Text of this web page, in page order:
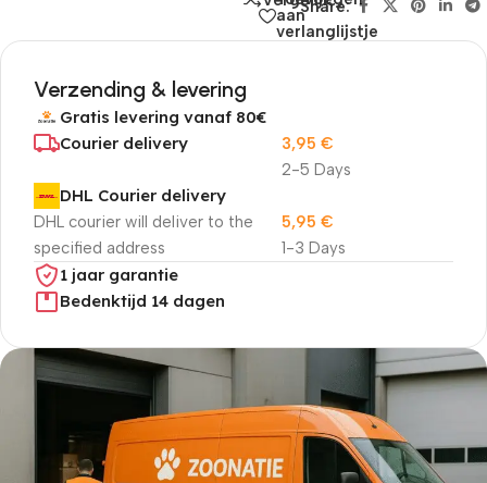
aan
verlanglijstje
Share:
Verzending & levering
Gratis levering vanaf 80€
Courier delivery
2-5 Days
3,95 €
DHL Courier delivery
DHL courier will deliver to the
specified address
1-3 Days
5,95 €
1 jaar garantie
Bedenktijd 14 dagen